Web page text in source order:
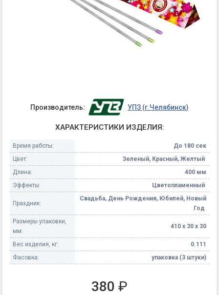
Производитель: УПЗ (г.Челябинск)
ХАРАКТЕРИСТИКИ ИЗДЕЛИЯ:
Время работы:
До 180 сек
Цвет:
Зеленый, Красный, Желтый
Длина:
400 мм
Эффекты:
Цветопламенный
Праздник:
Свадьба, День Рождения, Юбилей, Новый
Год
Размеры упаковки,
мм:
410 х 30 х 30
Вес изделия, кг:
0.111
Фасовка:
упаковка (3 штуки)
380 ₽